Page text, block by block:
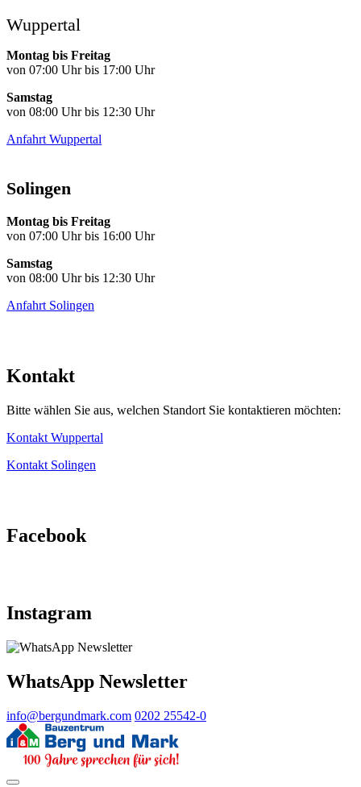
Wuppertal
Montag bis Freitag
von 07:00 Uhr bis 17:00 Uhr
Samstag
von 08:00 Uhr bis 12:30 Uhr
Anfahrt Wuppertal
Solingen
Montag bis Freitag
von 07:00 Uhr bis 16:00 Uhr
Samstag
von 08:00 Uhr bis 12:30 Uhr
Anfahrt Solingen
Kontakt
Bitte wählen Sie aus, welchen Standort Sie kontaktieren möchten:
Kontakt Wuppertal
Kontakt Solingen
Facebook
Instagram
WhatsApp Newsletter
info@bergundmark.com 0202 25542-0